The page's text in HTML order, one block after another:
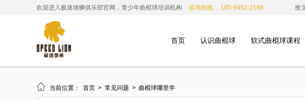
欢迎进入极速雄狮俱乐部官网，青少年曲棍球培训机构 咨询热线： 185-9492-2198 推
首页 认识曲棍球 软式曲棍球课程
 当前位置： 首页 > 常见问题 > 曲棍球哪里学